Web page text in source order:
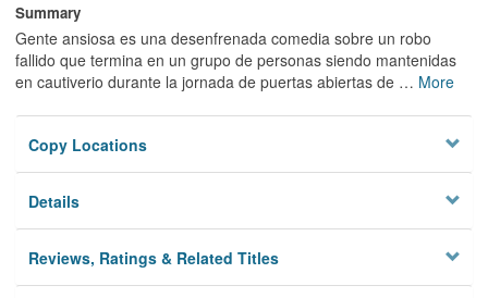
Privacy
Summary
Gente ansiosa es una desenfrenada comedia sobre un robo
fallido que termina en un grupo de personas siendo mantenidas
en cautiverio durante la jornada de puertas abiertas de … More
Copy Locations
Details
Reviews, Ratings & Related Titles